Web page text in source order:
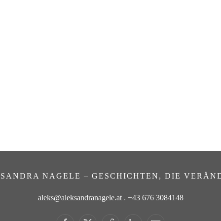
NAGELE – GESCHICHTEN, DIE
aleks@aleksandranagele.at. +43 676 3084148